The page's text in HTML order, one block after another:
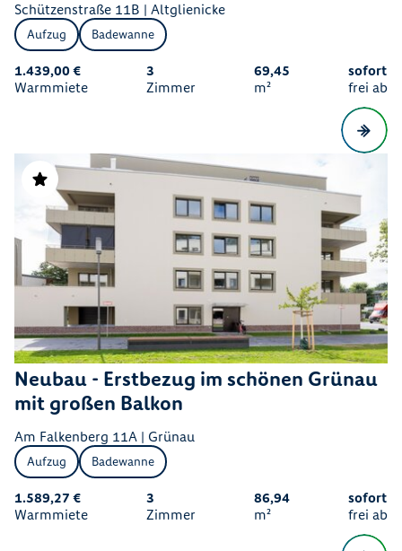
Schützenstraße 11B | Altglienicke
Aufzug Badewanne
1.439,00 €
Warmmiete
3
Zimmer
69,45
m²
sofort
frei ab
Neubau - Erstbezug im schönen Grünau
mit großen Balkon
Am Falkenberg 11A | Grünau
Aufzug Badewanne
1.589,27 €
Warmmiete
3
Zimmer
86,94
m²
sofort
frei ab